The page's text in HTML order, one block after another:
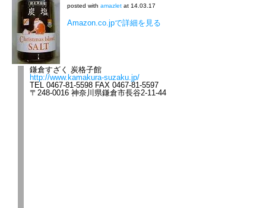
posted with amazlet at 14.03.17
Amazon.co.jpで詳細を見る
鎌倉すざく 炭格子館
http://www.kamakura-suzaku.jp/
TEL 0467-81-5598 FAX 0467-81-5597
〒248-0016 神奈川県鎌倉市長谷2-11-44